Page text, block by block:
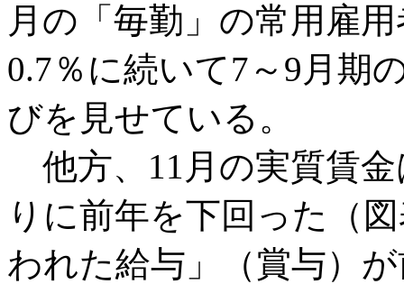
月の「毎勤」の常用雇
0.7％に続いて7～9月期
びを見せている。
他方、11月の実質賃金
りに前年を下回った（
われた給与」（賞与）